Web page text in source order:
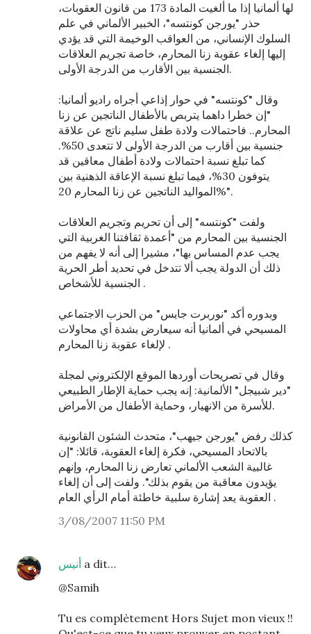
لها ألمانيا إذا ما ألغيت المادة 173 من قانون العقوبات،
حذر "يورجن كونتسه"، الخبير الألماني في علم
السلوك الإنساني، من العواقب الوخيمة التي قد يؤدي
إليها إلغاء عقوبة زنا المحارم، خاصة تجريم العلاقات
الجنسية بين الأقارب من الدرجة الأولى.
وقال "كونتسه" في حوار إذاعي أجراه راديو ألمانيا:
"إن خطرا داهما يتربص بالأطفال الناتجين عن زنا
المحارم.. فاحتمالات ولادة طفل سليم ناتج عن علاقة
جنسية بين أقارب من الدرجة الأولى لا تتعدى 50%.
كما تبلغ نسبة احتمالات ولادة أطفال معاقين قد
يتوفون 30%، فيما تبلغ نسبة الإعاقة الذهنية بين
المواليد الناتجين عن زنا المحارم 20%".
ولفت "كونتسه" إلى أن تحريم وتجريم العلاقات
الجنسية بين المحارم من "أعمدة ثقافتنا الغربية التي
يجب عدم المساس بها"، مشيرا إلى أنه لا يفهم من
ذلك أن الدولة يجب ألا تتدخل في تحديد أطر الحرية
الجنسية للأشخاص .
وبدوره أكد "نوربرت جايس" من الحزب الاجتماعي
المسيحي في ألمانيا أنه سيعارض بشدة أي محاولات
لإلغاء عقوبة زنا المحارم .
وقال في تصريحات أوردها الموقع الإلكتروني لمجلة
"دير شبيجل" الألمانية: إنه يجب حماية الإطار الطبيعي
للأسرة من الانهيار، وحماية الأطفال من الأمراض.
كذلك رفض "يورجن جيهب"، متحدث الشئون القانونية
بالاتحاد المسيحي، فكرة إلغاء العقوبة، قائلا: "إن
غالبية الشعب الألماني تعارض زنا المحارم، وإنهم
يؤيدون معاقبة من يقوم بذلك". ولفت إلى أن إلغاء
العقوبة يعد إشارة سلبية خاطئة أمام الرأي العام .
3/08/2007 11:50 PM
أنيس a dit…
@Samih
Tu es complètement Hors Sujet mon vieux !!